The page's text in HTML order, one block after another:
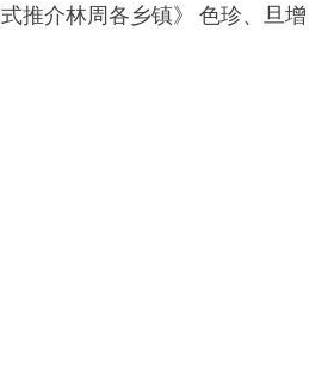
介林周各乡镇》 色珍、旦增